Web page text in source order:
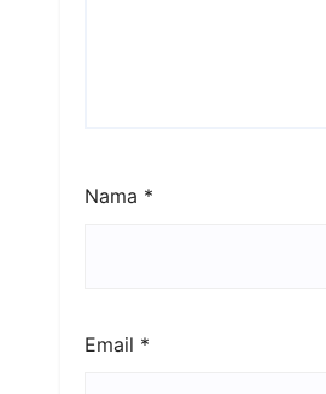
Nama *
Email *